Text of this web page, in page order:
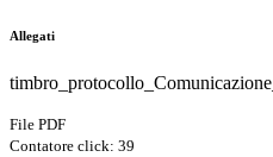
Allegati
File PDF
Contatore click: 39